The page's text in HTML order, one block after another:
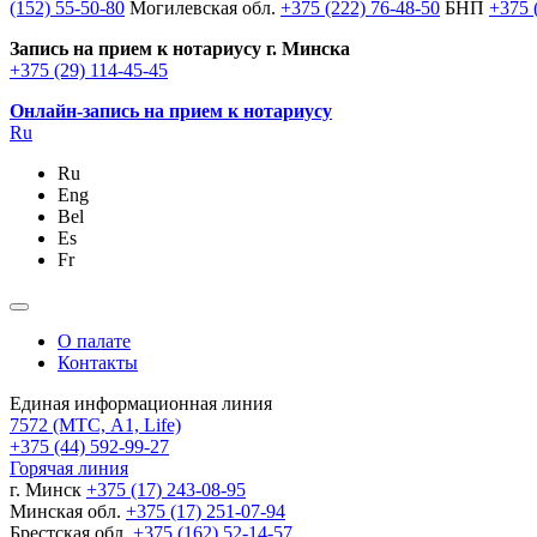
(152) 55-50-80 Могилевская обл. +375 (222) 76-48-50 БНП +375
Запись на прием к нотариусу г. Минска
+375 (29) 114-45-45
Онлайн-запись на прием к нотариусу
Ru
Ru
Eng
Bel
Es
Fr
О палате
Контакты
Единая информационная линия
7572 (МТС, A1, Life)
+375 (44) 592-99-27
Горячая линия
г. Минск +375 (17) 243-08-95
Минская обл. +375 (17) 251-07-94
Брестская обл. +375 (162) 52-14-57